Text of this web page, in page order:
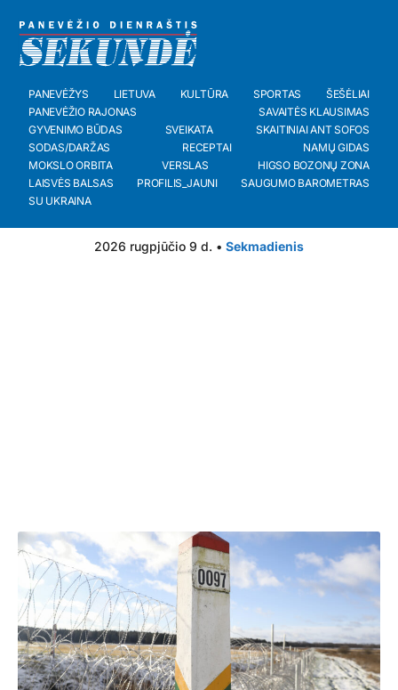
PANEVĖŽYS LIETUVA KULTŪRA SPORTAS
ŠEŠĖLIAI
PANEVĖŽIO RAJONAS
SAVAITĖS KLAUSIMAS
GYVENIMO BŪDAS
SVEIKATA
SKAITINIAI ANT SOFOS
SODAS/DARŽAS
RECEPTAI
NAMŲ GIDAS
MOKSLO ORBITA
VERSLAS
HIGSO BOZONŲ ZONA
LAISVĖS BALSAS
PROFILIS_JAUNI
SAUGUMO BAROMETRAS
SU UKRAINA
2026 rugpjūčio 9 d. • Sekmadienis